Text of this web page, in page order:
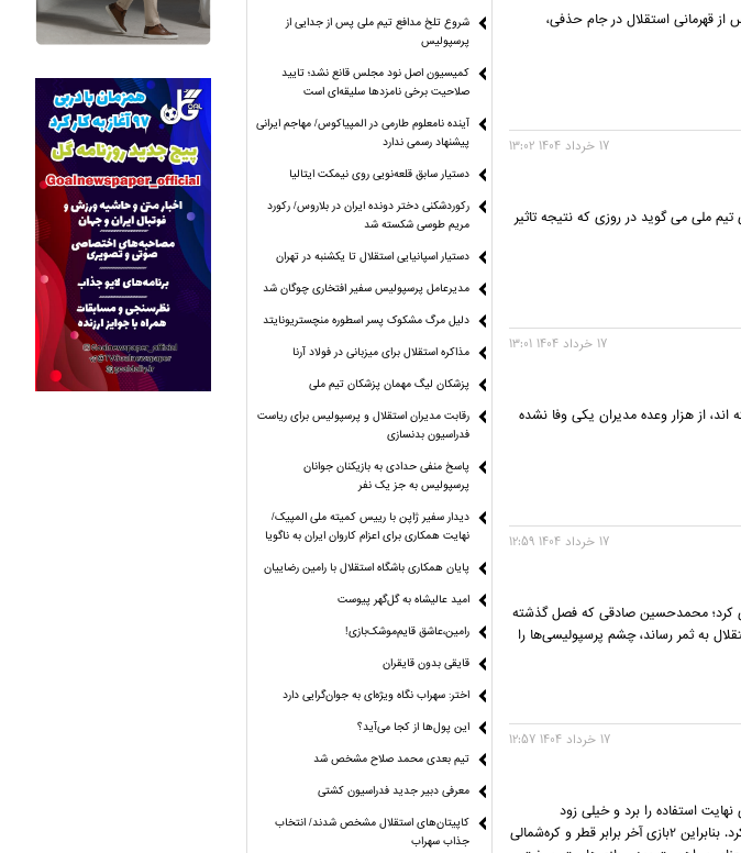
قهرمانی استقلال در جام حذفی،
17 خرداد 1404 13:02
ملی می گوید در روزی که نتیجه تاثیر
17 خرداد 1404 13:01
اند، از هزار وعده مدیران یکی وفا نشده
17 خرداد 1404 12:59
کرد؛ محمدحسین صادقی که فصل گذشته
به ثمر رساند، چشم پرسپولیسی‌ها را
17 خرداد 1404 12:57
تیم ملی ایران از قواعد ساده جام‌جهانی 48تیمی نهایت استفاده را برد و خیلی زود
صعودش به مرحله نهایی این مسابقات در سال2026را قطعی کرد. بنابراین 2بازی آخر برابر قطر و کره‌شمالی
شروع تلخ مدافع تیم ملی پس از جدایی از
پرسپولیس
کمیسیون اصل نود مجلس قانع نشد؛ تایید
صلاحیت برخی نامزدها سلیقه‌ای است
آینده نامعلوم طارمی در المپیاکوس/ مهاجم ایرانی
پیشنهاد رسمی ندارد
دستیار سابق قلعه‌نویی روی نیمکت ایتالیا
رکوردشکنی دختر دونده ایران در بلاروس/ رکورد
مریم طوسی شکسته شد
دستیار اسپانیایی استقلال تا یکشنبه در تهران
مدیرعامل پرسپولیس سفیر افتخاری چوگان شد
دلیل مرگ مشکوک پسر اسطوره منچستریونایتد
مذاکره استقلال برای میزبانی در فولاد آرنا
پزشکان لیگ مهمان پزشکان تیم ملی
رقابت مدیران استقلال و پرسپولیس برای ریاست
فدراسیون بدنسازی
پاسخ منفی حدادی به بازیکنان جوانان
پرسپولیس به جز یک نفر
دیدار سفیر ژاپن با رییس کمیته ملی المپیک/
نهایت همکاری برای اعزام کاروان ایران به ناگویا
پایان همکاری باشگاه استقلال با رامین رضاییان
امید عالیشاه به گل‌گهر پیوست
رامین،عاشق قایم‌موشک‌بازی!
قایقی بدون قایقران
اختر: سهراب نگاه ویژه‌ای به جوان‌گرایی دارد
این پول‌ها از کجا می‌آید؟
تیم بعدی محمد صلاح مشخص شد
معرفی دبیر جدید فدراسیون کشتی
کاپیتان‌های استقلال مشخص شدند/ انتخاب
جذاب سهراب